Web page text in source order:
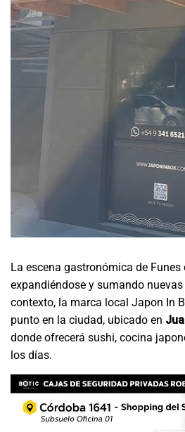
La escena gastronómica de Funes
expandiéndose y sumando
contexto, la marca local Japon In
punto en la ciudad, ubicado en
donde ofrecerá sushi, cocina
los días.